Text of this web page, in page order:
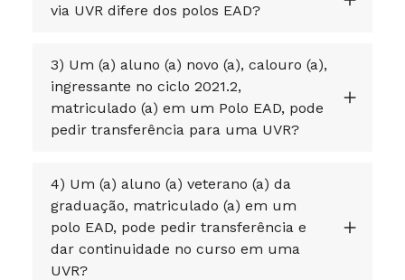
via UVR difere dos polos EAD?
3) Um (a) aluno (a) novo (a), calouro (a),
ingressante no ciclo 2021.2,
matriculado (a) em um Polo EAD, pode
pedir transferência para uma UVR?
4) Um (a) aluno (a) veterano (a) da
graduação, matriculado (a) em um
polo EAD, pode pedir transferência e
dar continuidade no curso em uma
UVR?